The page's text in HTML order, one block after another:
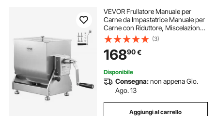
VEVOR Frullatore Manuale per
Carne da Impastatrice Manuale per
Carne con Riduttore, Miscelazione
Massima di 20,4 kg di Carne,
Dispositivo Macina per Lavorazione
della Carne con Contenitore
Ribaltabile
(3)
16890€
Disponibile
Consegna:non appena Gio.
Ago. 13
Aggiungi al carrello